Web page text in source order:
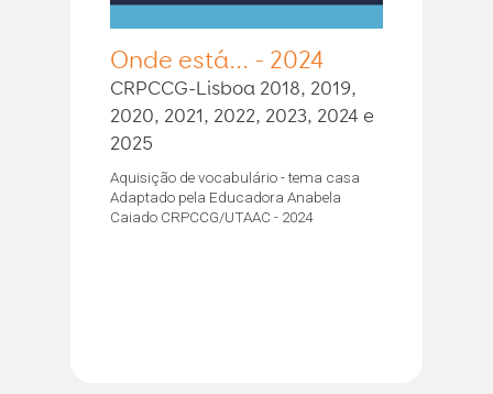
Onde está... - 2024
CRPCCG-Lisboa 2018, 2019,
2020, 2021, 2022, 2023, 2024 e
2025
Aquisição de vocabulário - tema casa
Adaptado pela Educadora Anabela
Caiado CRPCCG/UTAAC - 2024